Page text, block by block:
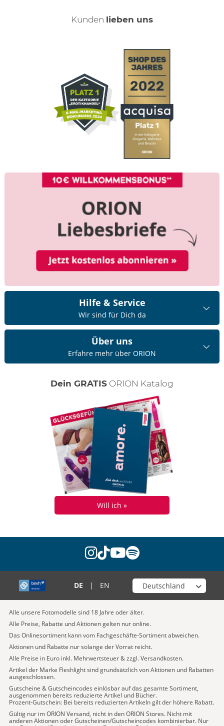
Kunden lieben uns
Hilfe & Service
Wir sind für Dich da
Über uns
Erfahre mehr über ORION
Dein GRATIS ORION Katalog
Will ich »
instagram
tiktok
youtube
spotify
DE | EN Wähle deinen Shop
Alle unsere Fotomodelle sind 18 Jahre oder älter.
Alle Preise, Rabatte und Aktionen gelten nur online.
Das Onlinesortiment kann vom Fachgeschäfte-Sortiment abweichen.
Aktionen und Rabatte nur solange der Vorrat reicht.
Alle Preise in Euro inkl. Mehrwertsteuer & zzgl. Versandkosten.
Artikel der Marke Fleshlight sind grundsätzlich von Aktionen und Rabatten
ausgeschlossen.
Gutscheine & Gutscheincodes einlösbar auf das gesamte Sortiment,
ausgenommen bereits reduzierte Artikel und Bücher.
Prozent-Gutschein: Bei bereits reduzierten Artikeln gilt der höhere Rabatt.
Gültig nur im ORION Versand, nicht in den ORION Stores. Nicht mit
anderen Aktionen oder Gutscheinen/Gutscheincodes kombinierbar. Nur